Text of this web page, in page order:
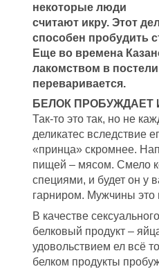
некоторые люди
считают икру. Этот
способен пробудить
Еще во времена
лакомством в
переваривается.
БЕЛОК ПРОБУЖДАЕТ
Так-то это так, но не
деликатес вследствие
«принца» скромнее.
пищей – мясом. Смело
специями, и будет он у
гарниром. Мужчины это
В качестве
белковый продукт –
удовольствием ел всё
белком продукты